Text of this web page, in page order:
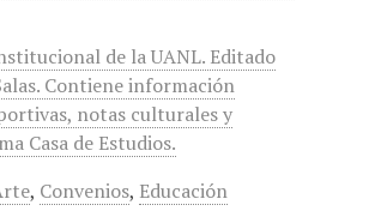
de la UANL. Editado
Contiene información
notas culturales y
Casa de Estudios.
, Convenios, Educación